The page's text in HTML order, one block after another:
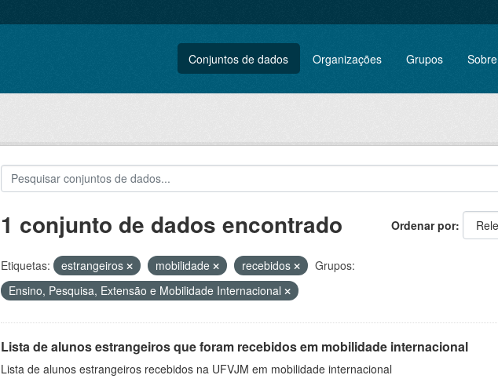
Conjuntos de dados Organizações Grupos Sobre
Ordenar por
1 conjunto de dados encontrado
Etiquetas: estrangeiros mobilidade recebidos
Grupos:
Ensino, Pesquisa, Extensão e Mobilidade Internacional
Lista de alunos estrangeiros que foram recebidos em mobilidade internacional
Lista de alunos estrangeiros recebidos na UFVJM em mobilidade internacional